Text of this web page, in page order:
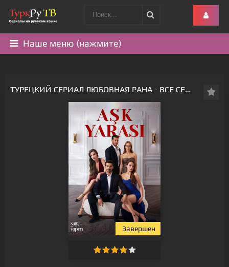
Наше меню (нажмите)
ТУРЕЦКИЙ СЕРИАЛ ЛЮБОВНАЯ РАНА - ВСЕ СЕРИИ
Завершен